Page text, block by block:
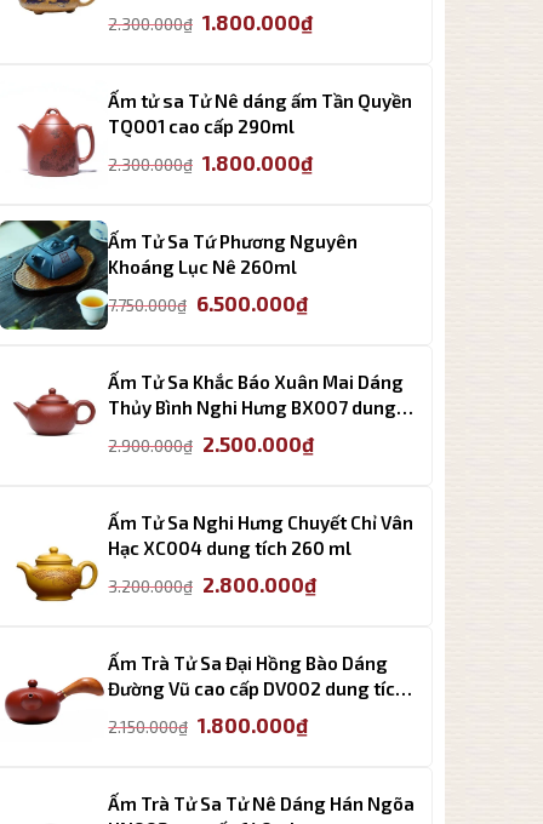
2.300.000₫ Giá
2.300.000₫.
1.800.000₫Giá
là:
Ấm tử sa Tử Nê dáng ấm Tần Quyền
TQ001 cao cấp 290ml
2.300.000₫ Giá
2.300.000₫.
1.800.000₫Giá
là:
Ấm Tử Sa Tứ Phương Nguyên
Khoáng Lục Nê 260ml
7.750.000₫ Giá
7.750.000₫.
6.500.000₫Giá
là:
6.500.000₫.
Ấm Tử Sa Khắc Báo Xuân Mai Dáng
Thủy Bình Nghi Hưng BX007 dung
2.900.000₫ Giá
2.900.000₫.
2.500.000₫Giá
là:
2.500.000₫.
Ấm Tử Sa Nghi Hưng Chuyết Chỉ Vân
Hạc XC004 dung tích 260 ml
3.200.000₫ Giá
3.200.000₫.
2.800.000₫Giá
là:
2.800.000₫.
Ấm Trà Tử Sa Đại Hồng Bào Dáng
Đường Vũ cao cấp DV002 dung tích
2.150.000₫ Giá
2.150.000₫.
1.800.000₫Giá
là:
Ấm Trà Tử Sa Tử Nê Dáng Hán Ngõa